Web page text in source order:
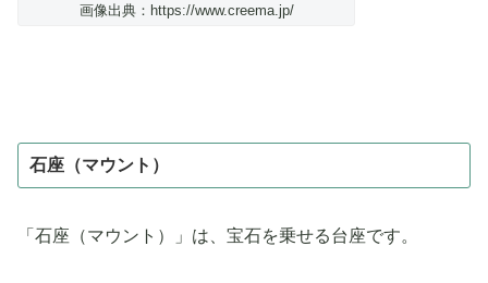
画像出典：https://www.creema.jp/
石座（マウント）
「石座（マウント）」は、宝石を乗せる台座です。